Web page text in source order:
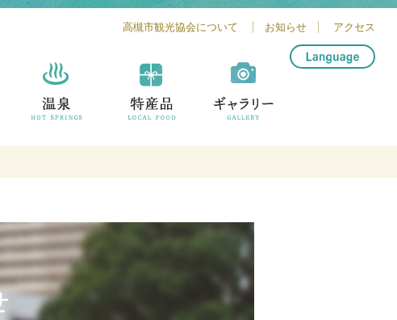
高槻市観光協会について お知らせ アクセス